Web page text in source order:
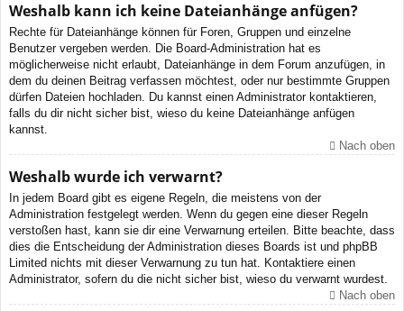
Weshalb kann ich keine Dateianhänge anfügen?
Rechte für Dateianhänge können für Foren, Gruppen und einzelne
Benutzer vergeben werden. Die Board-Administration hat es
möglicherweise nicht erlaubt, Dateianhänge in dem Forum anzufügen, in
dem du deinen Beitrag verfassen möchtest, oder nur bestimmte Gruppen
dürfen Dateien hochladen. Du kannst einen Administrator kontaktieren,
falls du dir nicht sicher bist, wieso du keine Dateianhänge anfügen
kannst.
Nach oben
Weshalb wurde ich verwarnt?
In jedem Board gibt es eigene Regeln, die meistens von der
Administration festgelegt werden. Wenn du gegen eine dieser Regeln
verstoßen hast, kann sie dir eine Verwarnung erteilen. Bitte beachte, dass
dies die Entscheidung der Administration dieses Boards ist und phpBB
Limited nichts mit dieser Verwarnung zu tun hat. Kontaktiere einen
Administrator, sofern du die nicht sicher bist, wieso du verwarnt wurdest.
Nach oben